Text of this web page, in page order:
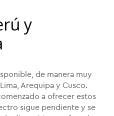
y
de manera muy
Arequipa y Cusco.
a ofrecer estos
sigue pendiente y se